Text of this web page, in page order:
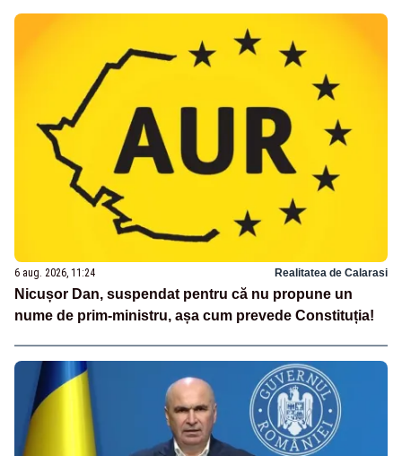
6 aug. 2026, 11:24 Realitatea de Calarasi
Nicușor Dan, suspendat pentru că nu propune un
nume de prim-ministru, așa cum prevede Constituția!